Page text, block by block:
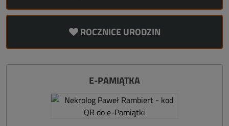
ROCZNICE URODZIN
E-PAMIĄTKA